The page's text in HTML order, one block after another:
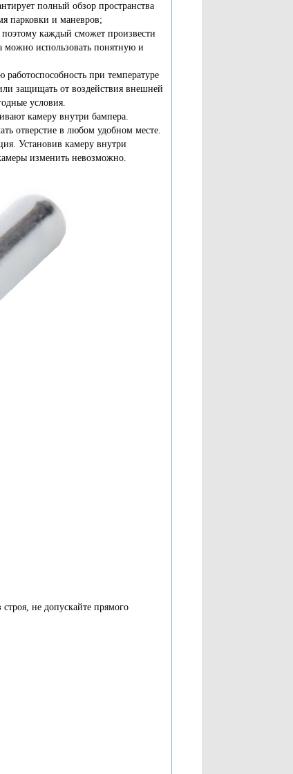
полный обзор пространства
парковки и маневров;
каждый сможет произвести
можно использовать понятную и
при температуре
защищать от воздействия внешней
условия.
камеру внутри бампера.
отверстие в любом удобном месте.
Установив камеру внутри
изменить невозможно.
не допускайте прямого